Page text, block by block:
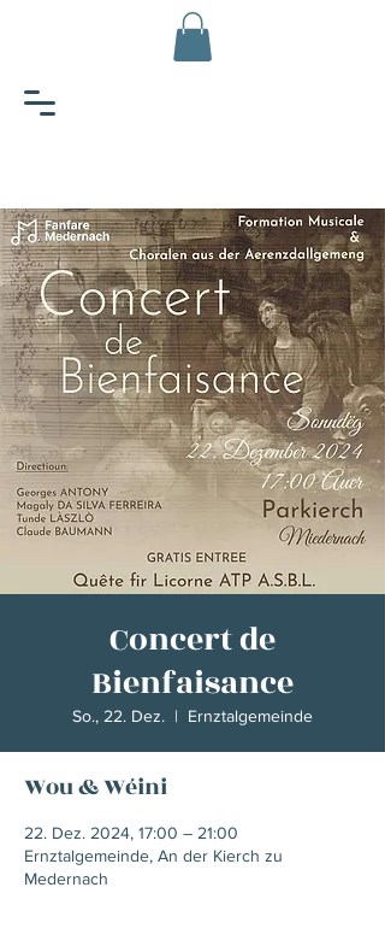
Concert de
Bienfaisance
So., 22. Dez.
  |
Ernztalgemeinde
Wou & Wéini
22. Dez. 2024, 17:00 – 21:00
Ernztalgemeinde, An der Kierch zu
Medernach